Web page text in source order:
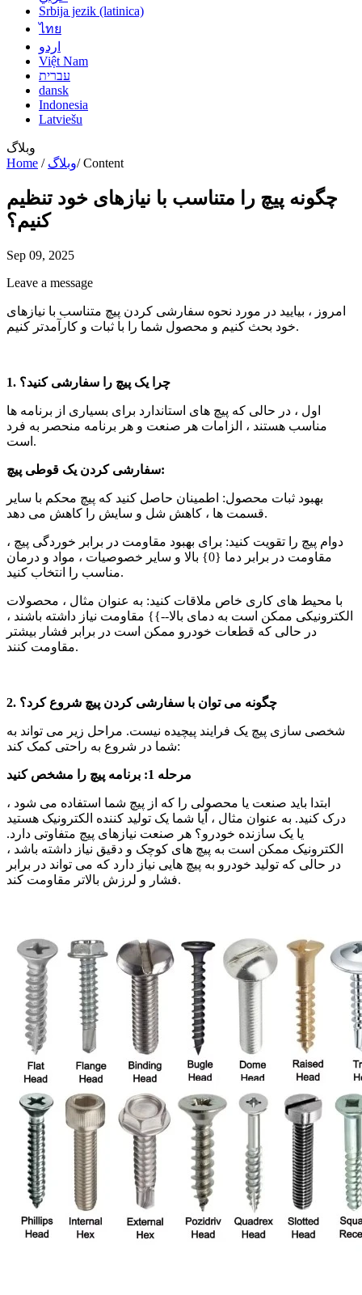
Srbija jezik (latinica)
ไทย
اردو
Việt Nam
עברית
dansk
Indonesia
Latviešu
وبلاگ
Home / وبلاگ/Content
چگونه پیچ را متناسب با نیازهای خود تنظیم
کنیم؟
Sep 09, 2025
Leave a message
امروز ، بیایید در مورد نحوه سفارشی کردن پیچ متناسب با نیازهای
خود بحث کنیم و محصول شما را با ثبات و کارآمدتر کنیم.
1. چرا یک پیچ را سفارشی کنید؟
اول ، در حالی که پیچ های استاندارد برای بسیاری از برنامه ها
مناسب هستند ، الزامات هر صنعت و هر برنامه منحصر به فرد
است.
سفارشی کردن یک قوطی پیچ:
بهبود ثبات محصول: اطمینان حاصل کنید که پیچ محکم با سایر
قسمت ها ، کاهش شل و سایش را کاهش می دهد.
دوام پیچ را تقویت کنید: برای بهبود مقاومت در برابر خوردگی پیچ ،
مقاومت در برابر دما {0} بالا و سایر خصوصیات ، مواد و درمان
مناسب را انتخاب کنید.
با محیط های کاری خاص ملاقات کنید: به عنوان مثال ، محصولات
الکترونیکی ممکن است به دمای بالا--}} مقاومت نیاز داشته باشند ،
در حالی که قطعات خودرو ممکن است در برابر فشار بیشتر
مقاومت کنند.
2. چگونه می توان با سفارشی کردن پیچ شروع کرد؟
شخصی سازی پیچ یک فرایند پیچیده نیست. مراحل زیر می تواند به
شما در شروع به راحتی کمک کند:
مرحله 1: برنامه پیچ را مشخص کنید
ابتدا باید صنعت یا محصولی را که از پیچ شما استفاده می شود ،
درک کنید. به عنوان مثال ، آیا شما یک تولید کننده الکترونیک هستید
یا یک سازنده خودرو؟ هر صنعت نیازهای پیچ متفاوتی دارد.
الکترونیک ممکن است به پیچ های کوچک و دقیق نیاز داشته باشد ،
در حالی که تولید خودرو به پیچ هایی نیاز دارد که می تواند در برابر
فشار و لرزش بالاتر مقاومت کند.